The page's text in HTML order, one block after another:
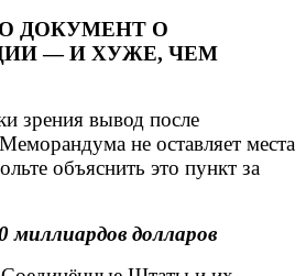
ДОКУМЕНТ О
— И ХУЖЕ, ЧЕМ
зрения вывод после
не оставляет места
объяснить это пункт за
миллиардов долларов